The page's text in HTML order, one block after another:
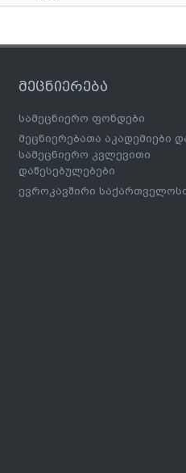
მეცნიერება
სამეცნიერო ფონდები
მეცნიერებათა აკადემიები
სამეცნიერო კვლევითი
დაწესებულებები
ევროკავშირი